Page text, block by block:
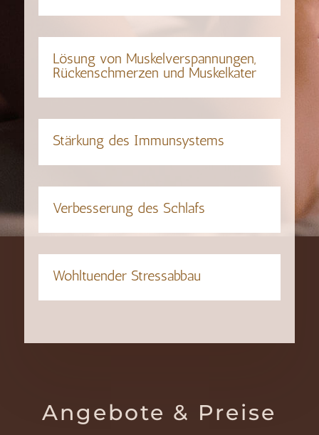
Lösung von Muskelverspannungen,
Rückenschmerzen und Muskelkater
Stärkung des Immunsystems
Verbesserung des Schlafs
Wohltuender Stressabbau
Angebote & Preise